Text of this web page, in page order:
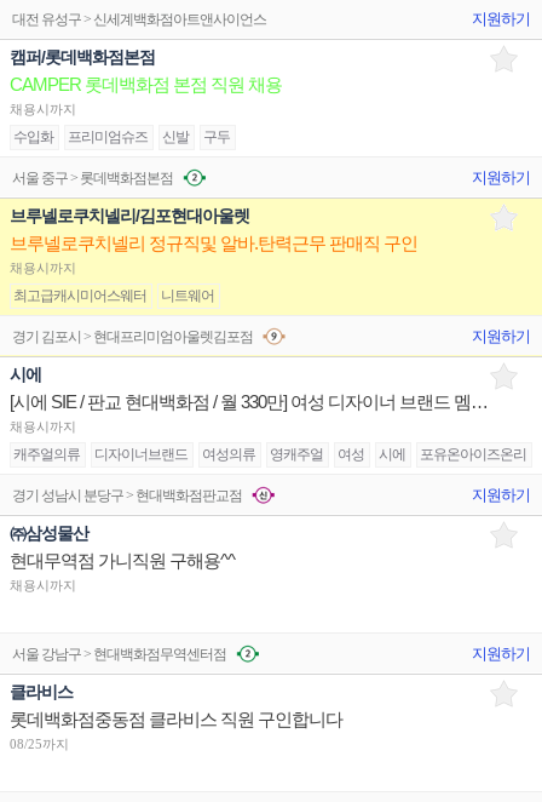
대전 유성구 > 신세계백화점아트앤사이언스 지원하기
캠퍼/롯데백화점본점
CAMPER 롯데백화점 본점 직원 채용
채용시까지
수입화 프리미엄슈즈 신발 구두
서울 중구 > 롯데백화점본점 지원하기
브루넬로쿠치넬리/김포현대아울렛
브루넬로쿠치넬리 정규직및 알바.탄력근무 판매직 구인
채용시까지
최고급캐시미어스웨터 니트웨어
경기 김포시 > 현대프리미엄아울렛김포점 지원하기
시에
[시에 SIE / 판교 현대백화점 / 월 330만] 여성 디자이너 브랜드 멤버 구인
채용시까지
캐주얼의류 디자이너브랜드 여성의류 영캐주얼 여성 시에 포유온아이즈온리
경기 성남시 분당구 > 현대백화점판교점 지원하기
㈜삼성물산
현대무역점 가니직원 구해용^^
채용시까지
서울 강남구 > 현대백화점무역센터점 지원하기
클라비스
롯데백화점중동점 클라비스 직원 구인합니다
08/25까지